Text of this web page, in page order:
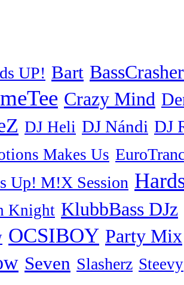
UP! Bart BassCrasher
Crazy Mind
DJ Heli DJ Nándi DJ
Makes Us
Up! M!X Session
Knight KlubbBass DJz
OCSIBOY Party Mix
Seven Slasherz Steevy